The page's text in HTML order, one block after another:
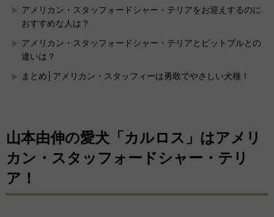
アメリカン・スタッフォードシャー・テリアをお迎えするのに
おすすめな人は？
アメリカン・スタッフォードシャー・テリアとピットブルとの
違いは？
まとめ│アメリカン・スタッフィーは勇敢でやさしい犬種！
山本由伸の愛犬「カルロス」はアメリ
カン・スタッフォードシャー・テリ
ア！